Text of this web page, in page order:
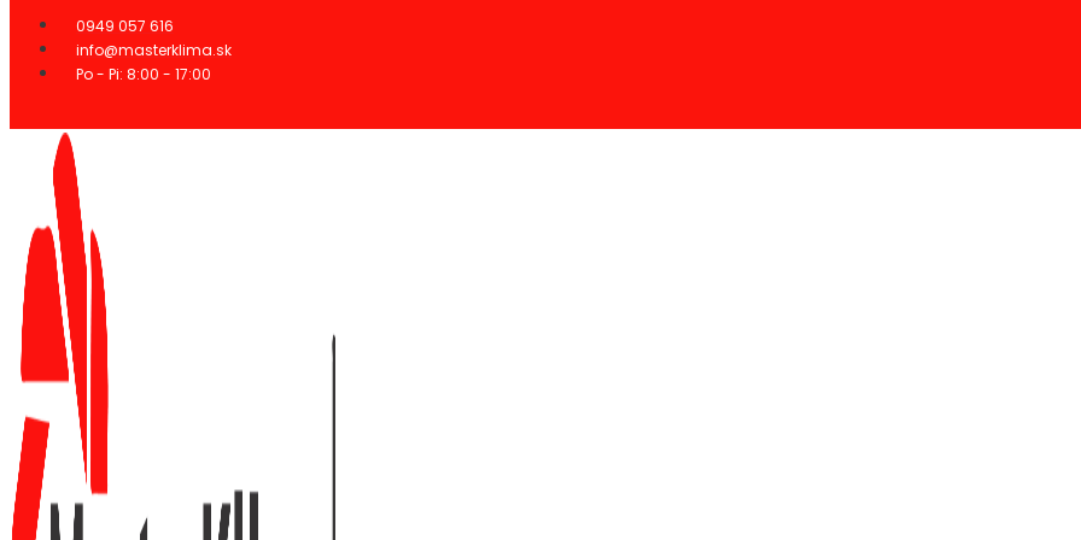
Preskočiť
obsah
0949 057 616
info@masterklima.sk
Po - Pi: 8:00 - 17:00